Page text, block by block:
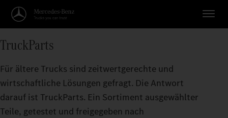
TruckParts
Für ältere Trucks sind zeitwertgerechte und
wirtschaftliche Lösungen gefragt. Die Antwort
darauf ist TruckParts. Ein Sortiment ausgewählter
Teile, getestet und freigegeben nach